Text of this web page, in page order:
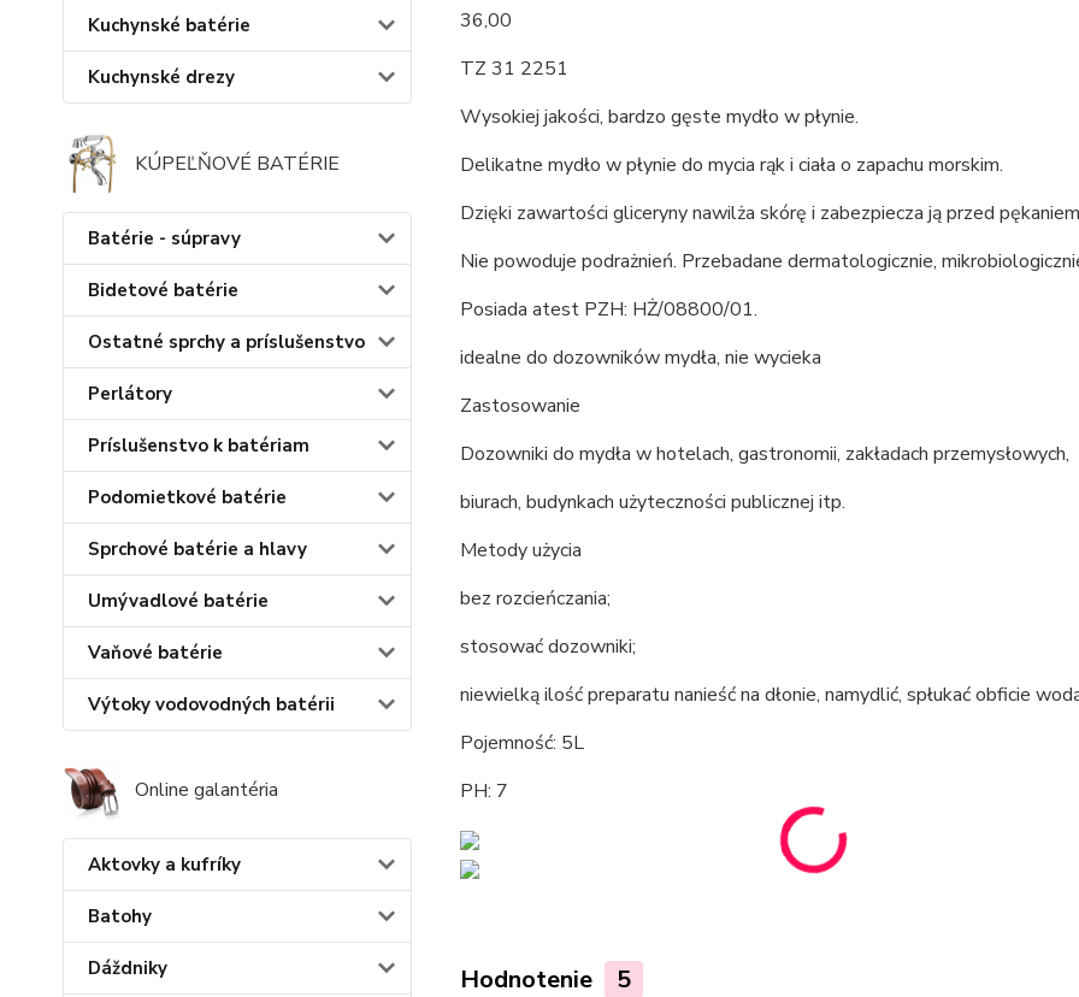
Kuchynské batérie
Kuchynské drezy
KÚPEĽŇOVÉ BATÉRIE
Batérie - súpravy
Bidetové batérie
Ostatné sprchy a príslušenstvo
Perlátory
Príslušenstvo k batériam
Podomietkové batérie
Sprchové batérie a hlavy
Umývadlové batérie
Vaňové batérie
Výtoky vodovodných batérii
Online galantéria
Aktovky a kufríky
Batohy
Dáždniky
36,00
TZ 31 2251
Wysokiej jakości, bardzo gęste mydło w płynie.
Delikatne mydło w płynie do mycia rąk i ciała o zapachu morskim.
Dzięki zawartości gliceryny nawilża skórę i zabezpiecza ją przed
Nie powoduje podrażnień. Przebadane dermatologicznie,
Posiada atest PZH: HŻ/08800/01.
idealne do dozowników mydła, nie wycieka
Zastosowanie
Dozowniki do mydła w hotelach, gastronomii, zakładach przemysłowych,
biurach, budynkach użyteczności publicznej itp.
Metody użycia
bez rozcieńczania;
stosować dozowniki;
niewielką ilość preparatu nanieść na dłonie, namydlić, spłukać obficie
Pojemność: 5L
PH: 7
Hodnotenie 5